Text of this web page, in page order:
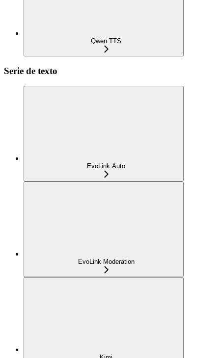
Qwen TTS
Serie de texto
EvoLink Auto
EvoLink Moderation